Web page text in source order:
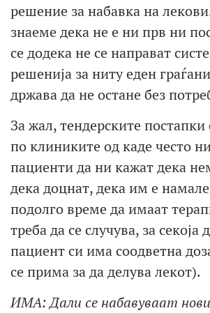
решение за набавка на
знаеме дека не е ни прв ни
се додека не се направат
решенија за ниту еден
држава да не остане без
За жал, тендерските
по клиниките од каде често
пациенти да ни кажат дека
дека доцнат, дека им е
подолго време да имаат
треба да се случува, за секоја
пациент си има соодветна
се прима за да делува лекот).
ИМА: Дали се набавуваат нови